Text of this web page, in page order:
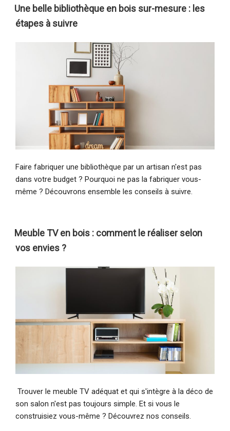
Une belle bibliothèque en bois sur-mesure : les
étapes à suivre
Faire fabriquer une bibliothèque par un artisan n'est pas
dans votre budget ? Pourquoi ne pas la fabriquer vous-
même ? Découvrons ensemble les conseils à suivre.
Meuble TV en bois : comment le réaliser selon
vos envies ?
Trouver le meuble TV adéquat et qui s'intègre à la déco de
son salon n'est pas toujours simple. Et si vous le
construisiez vous-même ? Découvrez nos conseils.